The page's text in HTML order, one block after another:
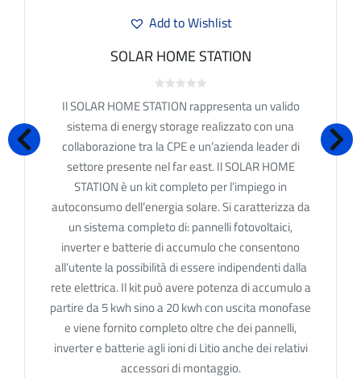
Add to Wishlist
SOLAR HOME STATION
0
of
5
Il SOLAR HOME STATION rappresenta un valido
sistema di energy storage realizzato con una
collaborazione tra la CPE e un’azienda leader di
settore presente nel far east. Il SOLAR HOME
STATION è un kit completo per l’impiego in
autoconsumo dell’energia solare. Si caratterizza da
un sistema completo di: pannelli fotovoltaici,
inverter e batterie di accumulo che consentono
all’utente la possibilità di essere indipendenti dalla
rete elettrica. Il kit può avere potenza di accumulo a
partire da 5 kwh sino a 20 kwh con uscita monofase
e viene fornito completo oltre che dei pannelli,
inverter e batterie agli ioni di Litio anche dei relativi
accessori di montaggio.